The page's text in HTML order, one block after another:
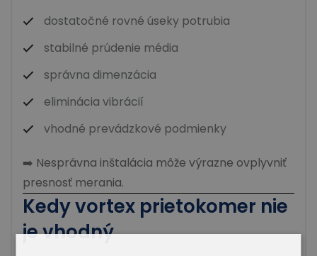
dostatočné rovné úseky potrubia
stabilné prúdenie média
správna dimenzácia
eliminácia vibrácií
vhodné prevádzkové podmienky
➡️ Nesprávna inštalácia môže výrazne ovplyvniť
presnosť merania.
Kedy vortex prietokomer nie
je vhodný